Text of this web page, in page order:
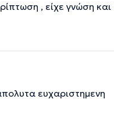
, είχε γνώση και
ευχαριστημενη